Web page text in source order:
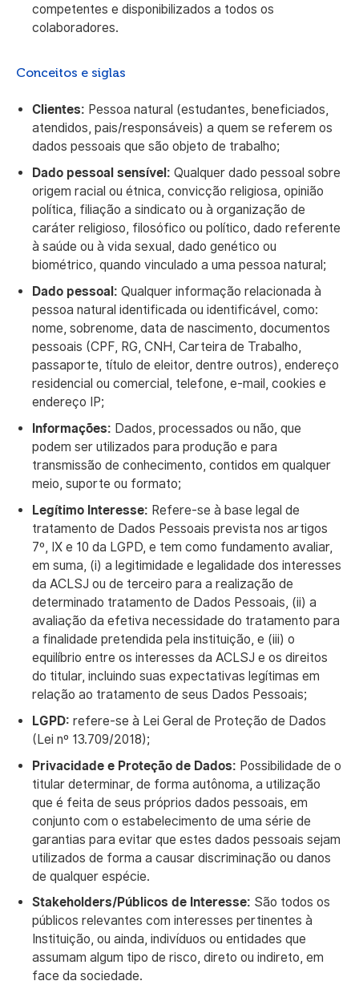
competentes e disponibilizados a todos os
colaboradores.
Conceitos e siglas
Clientes: Pessoa natural (estudantes, beneficiados,
atendidos, pais/responsáveis) a quem se referem os
dados pessoais que são objeto de trabalho;
Dado pessoal sensível: Qualquer dado pessoal sobre
origem racial ou étnica, convicção religiosa, opinião
política, filiação a sindicato ou à organização de
caráter religioso, filosófico ou político, dado referente
à saúde ou à vida sexual, dado genético ou
biométrico, quando vinculado a uma pessoa natural;
Dado pessoal: Qualquer informação relacionada à
pessoa natural identificada ou identificável, como:
nome, sobrenome, data de nascimento, documentos
pessoais (CPF, RG, CNH, Carteira de Trabalho,
passaporte, título de eleitor, dentre outros), endereço
residencial ou comercial, telefone, e-mail, cookies e
endereço IP;
Informações: Dados, processados ou não, que
podem ser utilizados para produção e para
transmissão de conhecimento, contidos em qualquer
meio, suporte ou formato;
Legítimo Interesse: Refere-se à base legal de
tratamento de Dados Pessoais prevista nos artigos
7º, IX e 10 da LGPD, e tem como fundamento avaliar,
em suma, (i) a legitimidade e legalidade dos interesses
da ACLSJ ou de terceiro para a realização de
determinado tratamento de Dados Pessoais, (ii) a
avaliação da efetiva necessidade do tratamento para
a finalidade pretendida pela instituição, e (iii) o
equilíbrio entre os interesses da ACLSJ e os direitos
do titular, incluindo suas expectativas legítimas em
relação ao tratamento de seus Dados Pessoais;
LGPD: refere-se à Lei Geral de Proteção de Dados
(Lei nº 13.709/2018);
Privacidade e Proteção de Dados: Possibilidade de o
titular determinar, de forma autônoma, a utilização
que é feita de seus próprios dados pessoais, em
conjunto com o estabelecimento de uma série de
garantias para evitar que estes dados pessoais sejam
utilizados de forma a causar discriminação ou danos
de qualquer espécie.
Stakeholders/Públicos de Interesse: São todos os
públicos relevantes com interesses pertinentes à
Instituição, ou ainda, indivíduos ou entidades que
assumam algum tipo de risco, direto ou indireto, em
face da sociedade.